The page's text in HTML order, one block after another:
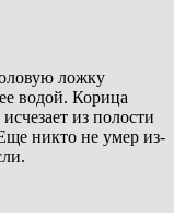
ложку
водой. Корица
из полости
никто не умер из-